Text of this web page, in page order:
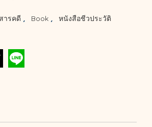
ารคดี , Book , หนังสือชีวประวัติ